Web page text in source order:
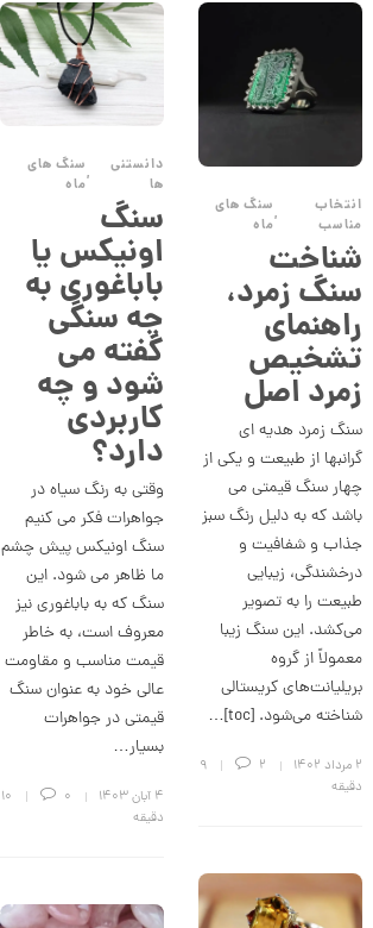
دانستنی
ها
,سنگ های
ماه
سنگ
اونیکس یا
باباغوری به
چه سنگی
گفته می
شود و چه
کاربردی
دارد؟
وقتی به رنگ سیاه در
جواهرات فکر می کنیم
سنگ اونیکس پیش چشم
ما ظاهر می شود. این
سنگ که به باباغوری نیز
معروف است، به خاطر
قیمت مناسب و مقاومت
عالی خود به عنوان سنگ
قیمتی در جواهرات
بسیار…
۴ آبان ۱۴۰۳ 0
10
دقیقه
انتخاب
مناسب
,سنگ های
ماه
شناخت
سنگ زمرد،
راهنمای
تشخیص
زمرد اصل
سنگ زمرد هدیه ای
گرانبها از طبیعت و یکی از
چهار سنگ قیمتی می
باشد که به دلیل رنگ سبز
جذاب و شفافیت و
درخشندگی، زیبایی
طبیعت را به تصویر
می‌کشد. این سنگ زیبا
معمولاً از گروه
بریلیانت‌های کریستالی
شناخته می‌شود. [toc]…
۲ مرداد ۱۴۰۲ 2
9
دقیقه